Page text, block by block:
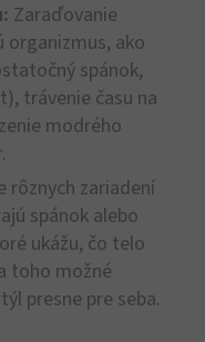
Zaraďovanie
organizmus, ako
spánok,
trávenie času na
modrého
rôznych zariadení
spánok alebo
ukážu, čo telo
toho možné
presne pre seba.